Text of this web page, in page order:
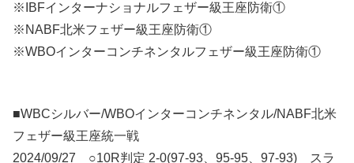
※IBFインターナショナルフェザー級王座防衛①
※NABF北米フェザー級王座防衛①
※WBOインターコンチネンタルフェザー級王座防衛①
■WBCシルバー/WBOインターコンチネンタル/NABF北米
フェザー級王座統一戦
2024/09/27 ○10R判定 2-0(97-93、95-95、97-93) スラ